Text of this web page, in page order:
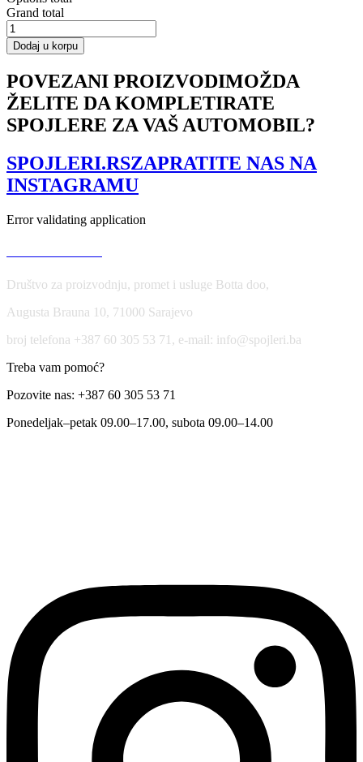
Grand total
Front
Splitter
Skoda
Mk2
FL
količina
Dodaj u korpu
POVEZANI PROIZVODIMOŽDA
ŽELITE DA KOMPLETIRATE
SPOJLERE ZA VAŠ AUTOMOBIL?
SPOJLERI.RSZAPRATITE NAS NA
INSTAGRAMU
Error validating application
Društvo za proizvodnju, promet i usluge Botta doo,
Augusta Brauna 10, 71000 Sarajevo
broj telefona +387 60 305 53 71, e-mail: info@spojleri.ba
Treba vam pomoć?
Pozovite nas: +387 60 305 53 71
Ponedeljak–petak 09.00–17.00, subota 09.00–14.00